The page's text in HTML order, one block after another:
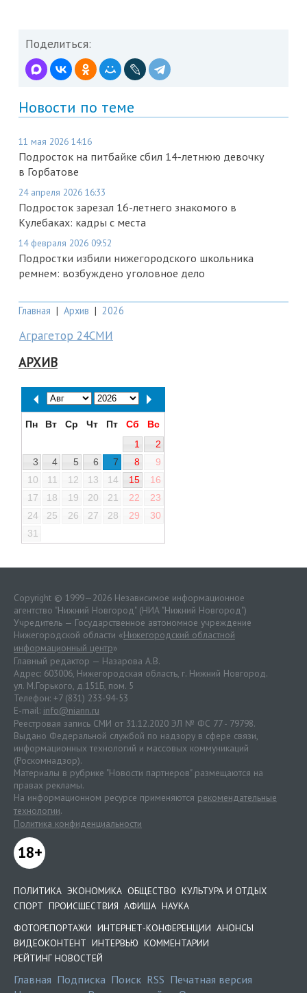
Поделиться:
Новости по теме
11 мая 2026 14:16
Подросток на питбайке сбил 14-летнюю девочку
в Горбатове
24 апреля 2026 16:33
Подросток зарезал 16-летнего знакомого в
Кулебаках: кадры с места
14 февраля 2026 09:52
Подростки избили нижегородского школьника
ремнем: возбуждено уголовное дело
Главная | Архив | 2026
Аграгетор 24СМИ
АРХИВ
Пн Вт Ср Чт Пт Сб
Вс
1
2
3
4 5 6 7 8
9
10
11 12 13 14 15
16
17
18 19 20 21 22
23
24
25 26 27 28 29
30
31
Copyright © 1999—2026 Независимое информационное
агентство "Нижний Новгород" (НИА "Нижний Новгород")
Учредитель — Государственное автономное учреждение
Нижегородской области «Нижегородский областной
информационный центр»
Главный редактор — Назарова А.В.
Адрес: 603006, Нижегородская область, г. Нижний Новгород.
ул. М.Горького, д.151Б, пом. 5
Телефон: +7 (831) 233-94-53
E-mail: info@niann.ru
Реестровая запись СМИ от 31.12.2020 ЭЛ № ФС 77 - 79798.
Выдано Федеральной службой по надзору в сфере связи,
информационных технологий и массовых коммуникаций
(Роскомнадзор).
Материалы в рубрике "Новости партнеров" размещаются на
правах рекламы.
На информационном ресурсе применяются рекомендательные
технологии.
Политика конфиденциальности
18+
ПОЛИТИКА ЭКОНОМИКА ОБЩЕСТВО КУЛЬТУРА И ОТДЫХ
СПОРТ ПРОИСШЕСТВИЯ АФИША НАУКА
ФОТОРЕПОРТАЖИ ИНТЕРНЕТ-КОНФЕРЕНЦИИ АНОНСЫ
ВИДЕОКОНТЕНТ ИНТЕРВЬЮ КОММЕНТАРИИ
РЕЙТИНГ НОВОСТЕЙ
Главная Подписка Поиск RSS Печатная версия